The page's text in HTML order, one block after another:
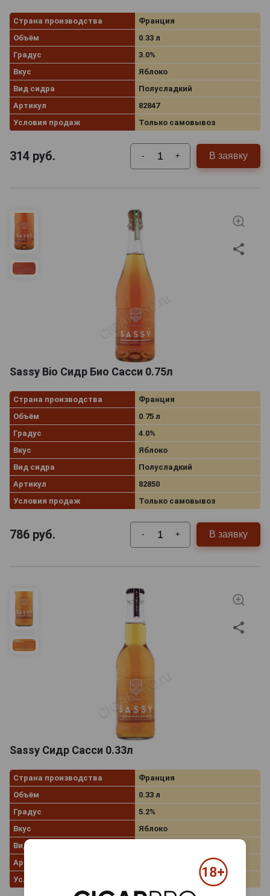
Страна производства
Франция
Объём
0.33 л
Градус
3.0%
Вкус
Яблоко
Вид сидра
Полусладкий
Артикул
82847
Условия продаж
Только самовывоз
314 руб. - + В заявку
Sassy Bio Сидр Био Сасси 0.75л
Страна производства
Франция
Объём
0.75 л
Градус
4.0%
Вкус
Яблоко
Вид сидра
Полусладкий
Артикул
82850
Условия продаж
Только самовывоз
786 руб. - + В заявку
Sassy Сидр Сасси 0.33л
Страна производства
Франция
Объём
0.33 л
Градус
5.2%
Вкус
Яблоко
Вид сидра
Артикул
Условия продаж
Только самовывоз